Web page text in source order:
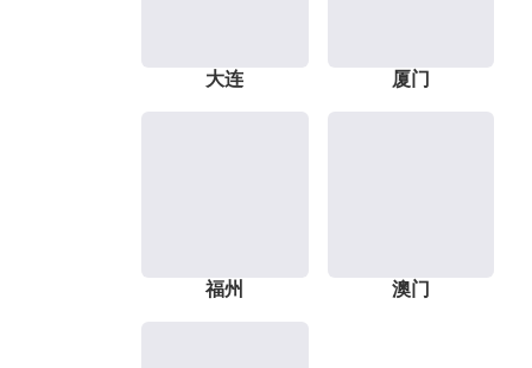
大连 厦门
福州 澳门